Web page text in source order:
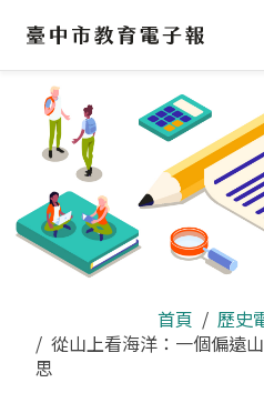
區
首頁 歷史
從山上看海洋：一個偏遠
思